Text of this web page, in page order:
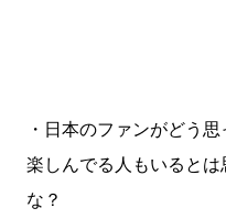
・日本のファンがどう
楽しんでる人もいると
な？